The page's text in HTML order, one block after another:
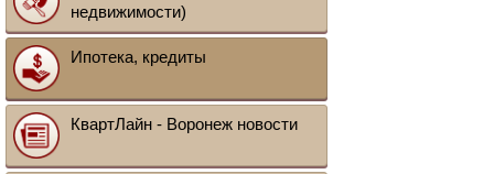
недвижимости)
Ипотека, кредиты
КвартЛайн - Воронеж новости